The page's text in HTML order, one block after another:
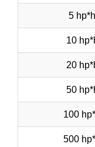
5 hp*h
10
20
50
100
500